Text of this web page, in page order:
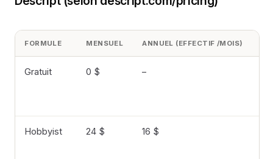
FORMULE MENSUEL ANNUEL (EFFECTIF /MOIS)
Gratuit 0 $ –
Hobbyist 24 $ 16 $